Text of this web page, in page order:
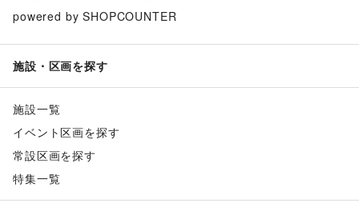
powered by SHOPCOUNTER
施設・区画を探す
施設一覧
イベント区画を探す
常設区画を探す
特集一覧